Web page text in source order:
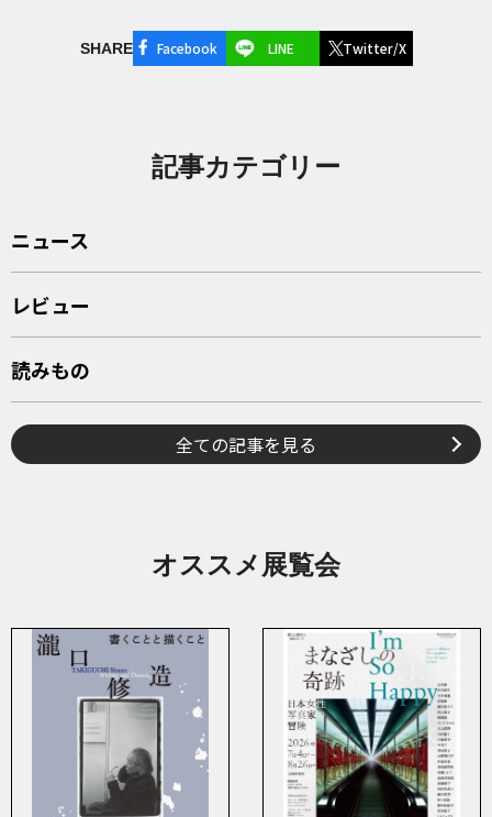
SHARE Facebook LINE Twitter/X
記事カテゴリー
ニュース
レビュー
読みもの
全ての記事を見る
オススメ展覧会